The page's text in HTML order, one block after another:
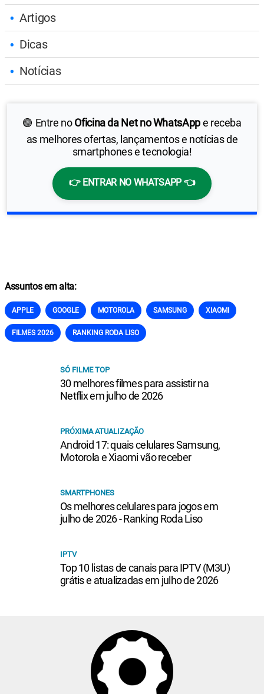
Artigos
Dicas
Notícias
🟢 Entre noOficina da Net no WhatsAppe receba
as melhores ofertas, lançamentos e notícias de
smartphones e tecnologia!
👉 ENTRAR NO WHATSAPP 👈
Assuntos em alta:
APPLE GOOGLE MOTOROLA SAMSUNG XIAOMI
FILMES 2026 RANKING RODA LISO
SÓ FILME TOP
30 melhores filmes para assistir na
Netflix em julho de 2026
PRÓXIMA ATUALIZAÇÃO
Android 17: quais celulares Samsung,
Motorola e Xiaomi vão receber
SMARTPHONES
Os melhores celulares para jogos em
julho de 2026 - Ranking Roda Liso
IPTV
Top 10 listas de canais para IPTV (M3U)
grátis e atualizadas em julho de 2026